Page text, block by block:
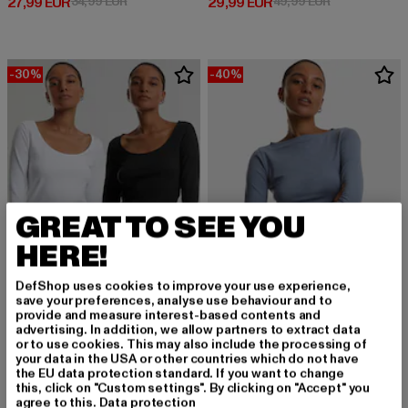
-30%
URBAN CLASSICS
Ladies Wide Neck 2 Pack
20,99 EUR
Derzeitiger Preis: 20,99 EUR
29,99 EURAktionspreis: 29,99 EUR
-40%
URBAN CLASSICS
Ladies Ruffled Super Slim
14,99 EUR
Derzeitiger Preis: 14,99 EUR
24,99 EURAktionspreis:
GREAT TO SEE YOU
HERE!
DefShop uses cookies to improve your use experience,
save your preferences, analyse use behaviour and to
provide and measure interest-based contents and
advertising. In addition, we allow partners to extract data
or to use cookies. This may also include the processing of
your data in the USA or other countries which do not have
the EU data protection standard. If you want to change
this, click on "Custom settings". By clicking on "Accept" you
agree to this. Data protection